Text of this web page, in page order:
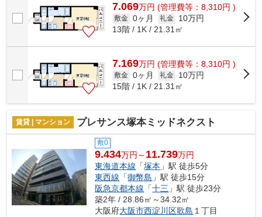
7.069万円 (管理費等：8,310円 )
敷金 0ヶ月 礼金
10万円
13階 / 1K / 21.31㎡
7.169万円 (管理費等：8,310円 )
敷金 0ヶ月 礼金
10万円
15階 / 1K / 21.31㎡
賃貸 | マンション プレサンス塚本ミッドネクスト
敷0
9.434万円～ 11.739万円
東海道本線 「塚本 」駅 徒歩5分
東西線 「御幣島 」駅 徒歩15分
阪急京都本線 「十三 」駅 徒歩23分
築2年 / 28.86㎡～34.32㎡
大阪府大阪市西淀川区歌島 １丁目